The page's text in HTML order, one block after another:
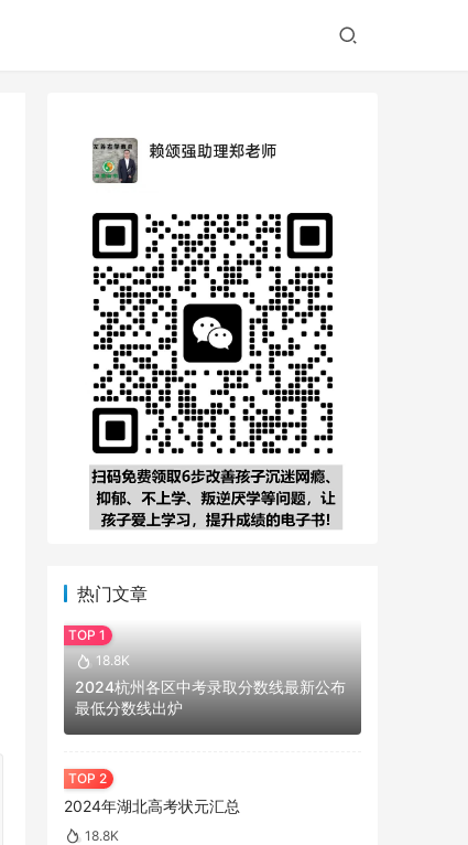
热门文章
18.8K
2024杭州各区中考录取分数线最新公布
最低分数线出炉
2024年湖北高考状元汇总
18.8K